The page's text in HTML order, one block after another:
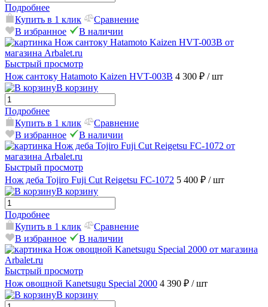
Подробнее
Купить в 1 клик
Сравнение
В избранное
В наличии
Быстрый просмотр
Нож сантоку Hatamoto Kaizen HVT-003B 4 300 ₽ / шт
В корзину
Подробнее
Купить в 1 клик
Сравнение
В избранное
В наличии
Быстрый просмотр
Нож деба Tojiro Fuji Cut Reigetsu FC-1072 5 400 ₽ / шт
В корзину
Подробнее
Купить в 1 клик
Сравнение
В избранное
В наличии
Быстрый просмотр
Нож овощной Kanetsugu Special 2000 4 390 ₽ / шт
В корзину